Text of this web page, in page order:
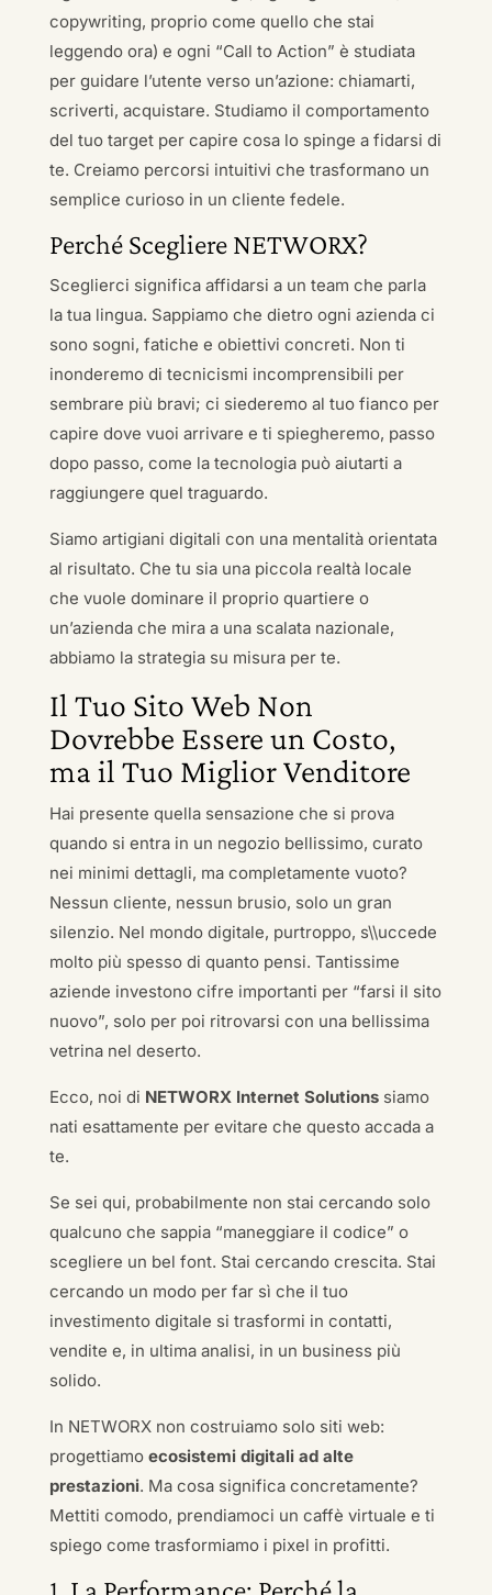
copywriting, proprio come quello che stai
leggendo ora) e ogni “Call to Action” è studiata
per guidare l’utente verso un’azione: chiamarti,
scriverti, acquistare. Studiamo il comportamento
del tuo target per capire cosa lo spinge a fidarsi di
te. Creiamo percorsi intuitivi che trasformano un
semplice curioso in un cliente fedele.
Perché Scegliere NETWORX?
Sceglierci significa affidarsi a un team che parla
la tua lingua. Sappiamo che dietro ogni azienda ci
sono sogni, fatiche e obiettivi concreti. Non ti
inonderemo di tecnicismi incomprensibili per
sembrare più bravi; ci siederemo al tuo fianco per
capire dove vuoi arrivare e ti spiegheremo, passo
dopo passo, come la tecnologia può aiutarti a
raggiungere quel traguardo.
Siamo artigiani digitali con una mentalità orientata
al risultato. Che tu sia una piccola realtà locale
che vuole dominare il proprio quartiere o
un’azienda che mira a una scalata nazionale,
abbiamo la strategia su misura per te.
Il Tuo Sito Web Non
Dovrebbe Essere un Costo,
ma il Tuo Miglior Venditore
Hai presente quella sensazione che si prova
quando si entra in un negozio bellissimo, curato
nei minimi dettagli, ma completamente vuoto?
Nessun cliente, nessun brusio, solo un gran
silenzio. Nel mondo digitale, purtroppo, s\\uccede
molto più spesso di quanto pensi. Tantissime
aziende investono cifre importanti per “farsi il sito
nuovo”, solo per poi ritrovarsi con una bellissima
vetrina nel deserto.
Ecco, noi di NETWORX Internet Solutionssiamo
nati esattamente per evitare che questo accada a
te.
Se sei qui, probabilmente non stai cercando solo
qualcuno che sappia “maneggiare il codice” o
scegliere un bel font. Stai cercando crescita. Stai
cercando un modo per far sì che il tuo
investimento digitale si trasformi in contatti,
vendite e, in ultima analisi, in un business più
solido.
In NETWORX non costruiamo solo siti web:
progettiamo ecosistemi digitali ad alte
prestazioni. Ma cosa significa concretamente?
Mettiti comodo, prendiamoci un caffè virtuale e ti
spiego come trasformiamo i pixel in profitti.